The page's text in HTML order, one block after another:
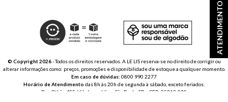
ATENDIMENTO
© Copyright 2026- Todos os direitos reservados. A LE LIS reserva-se no direito de corrigir ou
alterar informações como: preços, promoções e disponibilidade de estoque a qualquer momento.
Em caso de dúvidas: 0800 990 2277
Horário de Atendimento das 8h às 20h de segunda à sábado, exceto feriados.
Rua Othão 405, Vila Leopoldina, São Paulo, SP – CEP: 05313-020